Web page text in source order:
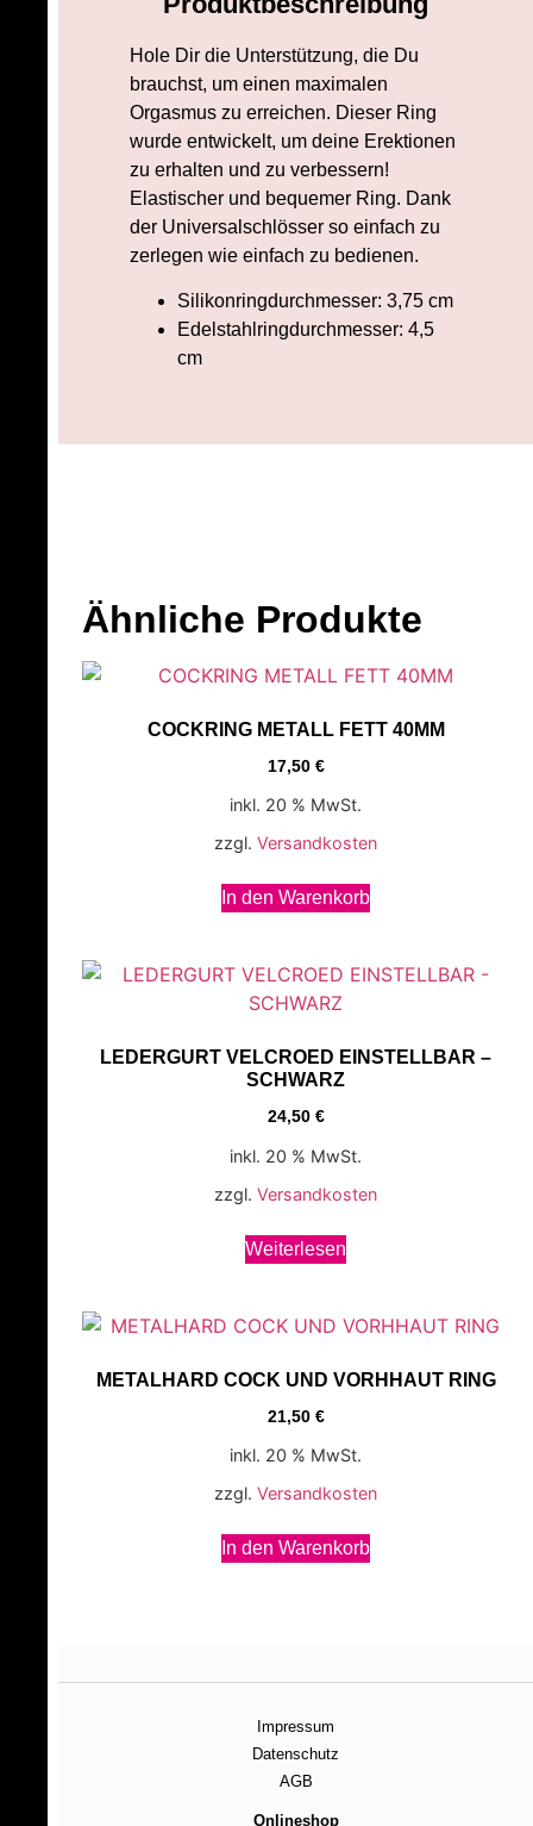
Hole Dir die Unterstützung, die Du
brauchst, um einen maximalen
Orgasmus zu erreichen. Dieser Ring
wurde entwickelt, um deine Erektionen
zu erhalten und zu verbessern!
Elastischer und bequemer Ring. Dank
der Universalschlösser so einfach zu
zerlegen wie einfach zu bedienen.
Silikonringdurchmesser: 3,75 cm
Edelstahlringdurchmesser: 4,5
cm
Ähnliche Produkte
COCKRING METALL FETT 40MM
17,50 €
inkl. 20 % MwSt.
zzgl.Versandkosten
In den Warenkorb
LEDERGURT VELCROED EINSTELLBAR –
SCHWARZ
24,50 €
inkl. 20 % MwSt.
zzgl.Versandkosten
Weiterlesen
METALHARD COCK UND VORHHAUT RING
21,50 €
inkl. 20 % MwSt.
zzgl.Versandkosten
In den Warenkorb
Impressum
Datenschutz
AGB
Onlineshop